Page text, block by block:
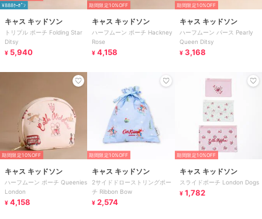
¥888ｸｰﾎﾟﾝ
キャス キッドソン
トリプル ポーチ Folding Star
Ditsy
¥ 5,940
期間限定10%OFF
キャス キッドソン
ハーフムーン ポーチ Hackney
Rose
¥ 4,158
期間限定10%OFF
キャス キッドソン
ハーフムーン パース Pearly
Queen Ditsy
¥ 3,168
期間限定10%OFF
キャス キッドソン
ハーフムーン ポーチ Queenies
London
¥ 4,158
期間限定10%OFF
キャス キッドソン
2サイドドローストリングポー
チ Ribbon Bow
¥ 2,574
期間限定10%OFF
キャス キッドソン
スライドポーチ London Dogs
¥ 1,782